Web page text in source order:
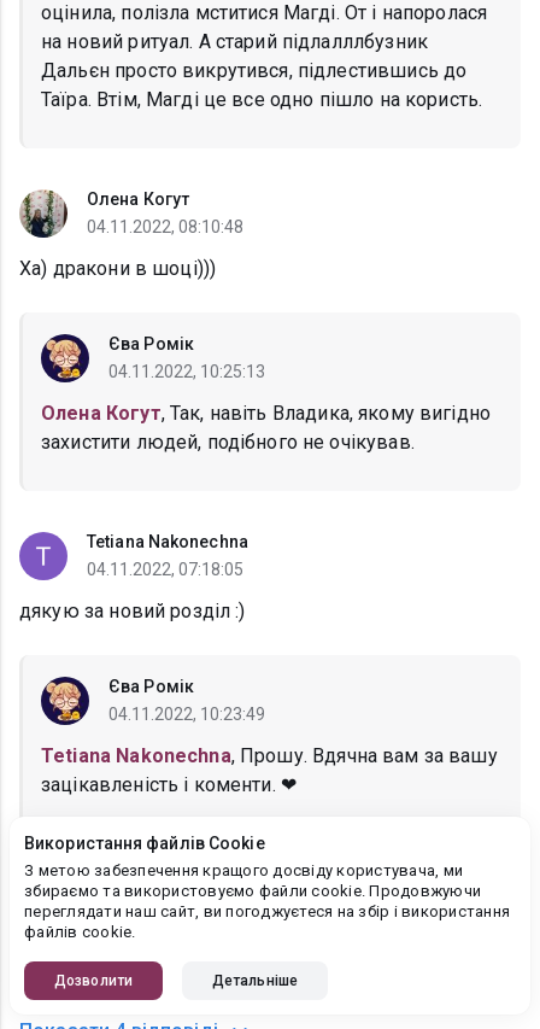
оцінила, полізла мститися Магді. От і напоролася
на новий ритуал. А старий підлалллбузник
Дальєн просто викрутився, підлестившись до
Таїра. Втім, Магді це все одно пішло на користь.
Олена Когут
04.11.2022, 08:10:48
Ха) дракони в шоці)))
Єва Ромік
04.11.2022, 10:25:13
Олена Когут, Так, навіть Владика, якому вигідно
захистити людей, подібного не очікував.
Tetiana Nakonechna
04.11.2022, 07:18:05
дякую за новий розділ :)
Єва Ромік
04.11.2022, 10:23:49
Tetiana Nakonechna, Прошу. Вдячна вам за вашу
зацікавленість і коменти. ❤
Лиана
03.11.2022, 07:38:05
подобаються. Всiм ставлю зipoчки.
Використання файлів Cookie
З метою забезпечення кращого досвіду користувача, ми
збираємо та використовуємо файли cookie. Продовжуючи
переглядати наш сайт, ви погоджуєтеся на збір і використання
файлів cookie.
Дозволити Детальніше